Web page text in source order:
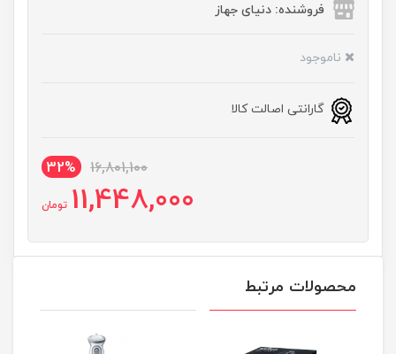
فروشنده: دنیای جهاز
ناموجود
گارانتی اصالت کالا
16,801,100
32%
11,448,000 تومان
محصولات مرتبط